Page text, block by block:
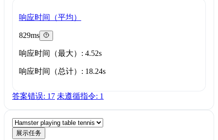
响应时间（平均）
829ms
响应时间（最大）: 4.52s
响应时间（总计）: 18.24s
答案错误: 17 未遵循指令: 1
展示任务